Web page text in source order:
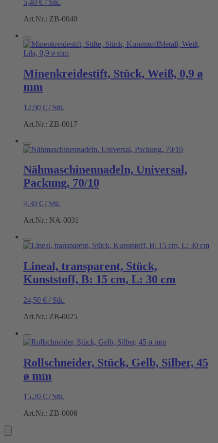
5,40 € / Stk.
Art.Nr.: ZB-0040
Minenkreidestift, Stück, Weiß, 0,9 ø
mm
12,90 € / Stk.
Art.Nr.: ZB-0017
Nähmaschinennadeln, Universal,
Packung, 70/10
4,30 € / Stk.
Art.Nr.: NA-0031
Lineal, transparent, Stück,
Kunststoff, B: 15 cm, L: 30 cm
24,50 € / Stk.
Art.Nr.: ZB-0025
Rollschneider, Stück, Gelb, Silber, 45
ø mm
15,20 € / Stk.
Art.Nr.: ZB-0006